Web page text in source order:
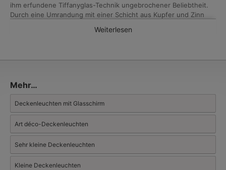
ihm erfundene Tiffanyglas-Technik ungebrochener Beliebtheit.
Durch eine Umrandung mit einer Schicht aus Kupfer und Zinn
Buntglas-Scheiben miteinander zu verlöten und sie zu
ideale Anwendung dieser Technik, zumal damals gerade die
Die in den Niederlanden entworfenen Tiffany-Leuchten reichen
selbstredend qualitativ nicht an die heute unerschwinglichen
Originale des Jugendstils heran, werden aber im selben
Verfahren handgefertigt und bringen die ganze Faszination
dieser Technik zum Ausdruck. Neben Tiffany-typischen,
naturalistisch-verspielten Jugendstil-Designs des frühen 20.
Jahrhunderts folgen viele unserer Tiffany-Leuchten Einflüssen
Weiterlesen
Mehr…
Deckenleuchten mit Glasschirm
Art déco-Deckenleuchten
Sehr kleine Deckenleuchten
Kleine Deckenleuchten